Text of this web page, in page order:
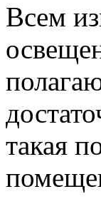
Всем
такая